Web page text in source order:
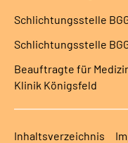
Schlich­tungs­stel­le
Schlich­tungs­stel­le
Beauftragte für
Klinik Königsfeld
Inhaltsverzeichnis